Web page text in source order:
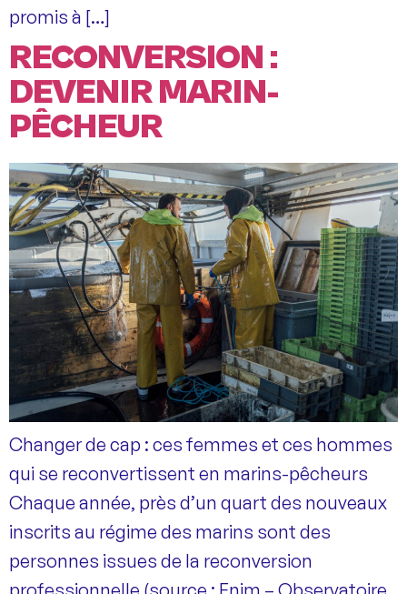
promis à […]
RECONVERSION :
DEVENIR MARIN-
PÊCHEUR
Changer de cap : ces femmes et ces hommes
qui se reconvertissent en marins-pêcheurs
Chaque année, près d’un quart des nouveaux
inscrits au régime des marins sont des
personnes issues de la reconversion